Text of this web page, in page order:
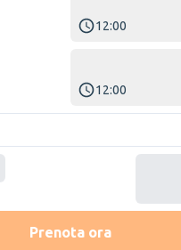
12:00
12:00
Prenota ora